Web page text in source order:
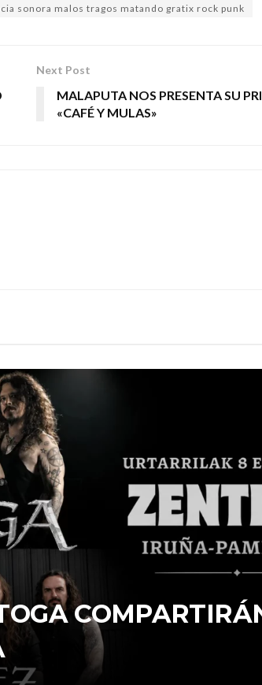
sonora malos tragos matando gratix rock punk
Next Post
MALAPUTA NOS PRESENTA SU
«CAFÉ Y MULAS»